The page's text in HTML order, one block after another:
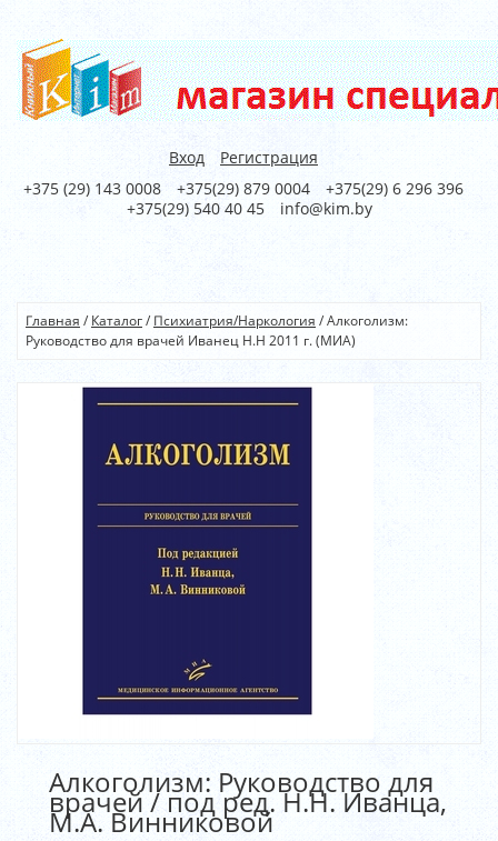
Вход
Регистрация
+375 (29) 143 0008
+375(29) 879 0004
+375(29) 6 296 396
+375(29) 540 40 45
info@kim.by
Главная /Каталог/Психиатрия/Наркология /Алкоголизм:
Руководство для врачей Иванец Н.Н 2011 г. (МИА)
Алкоголизм: Руководство для
врачей / под ред. Н.Н. Иванца,
М.А. Винниковой